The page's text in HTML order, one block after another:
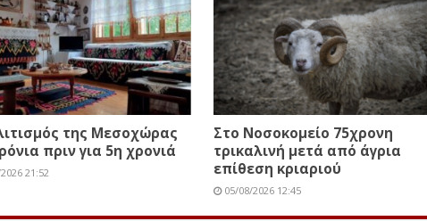
της Μεσοχώρας
πριν για 5η χρονιά
21:52
Στο Νοσοκομείο 75χρονη
τρικαλινή μετά από άγρια
επίθεση κριαριού
05/08/2026 12:45